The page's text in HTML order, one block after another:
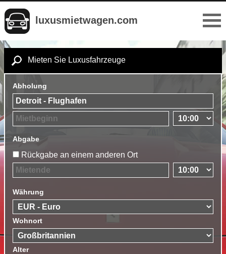
luxusmietwagen.com
Mieten Sie Luxusfahrzeuge
Abholung
Abgabe
Rückgabe an einem anderen Ort
Währung
Wohnort
Alter